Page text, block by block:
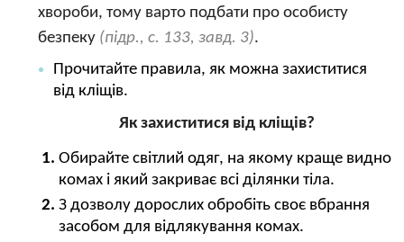
хвороби, тому варто подбати про особисту
безпеку (підр., с. 133, завд. 3).
Прочитайте правила, як можна захиститися
від кліщів.
Як захиститися від кліщів?
Обирайте світлий одяг, на якому краще видно
комах і який закриває всі ділянки тіла.
З дозволу дорослих обробіть своє вбрання
засобом для відлякування комах.